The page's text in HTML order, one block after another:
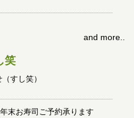
and more..
笑
すし笑）
お寿司ご予約承ります